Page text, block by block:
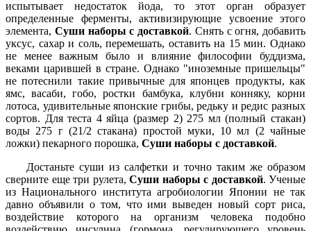
испытывает недостаток йода, то этот орган образует
определенные ферменты, активизирующие усвоение этого
элемента, Суши наборы с доставкой. Снять с огня, добавить
уксус, сахар и соль, перемешать, оставить на 15 мин. Однако
не менее важным было и влияние философии буддизма,
веками царившей в стране. Однако "иноземные пришельцы"
не потеснили такие привычные для японцев продукты, как
ямс, васаби, гобо, ростки бамбука, клубни конняку, корни
лотоса, удивительные японские грибы, редьку и редис разных
сортов. Для теста 4 яйца (размер 2) 275 мл (полный стакан)
воды 275 г (21/2 стакана) простой муки, 10 мл (2 чайные
ложки) пекарного порошка, Суши наборы с доставкой.
Достаньте суши из салфетки и точно таким же образом
сверните еще три рулета, Суши наборы с доставкой. Ученые
из Национального института агробиологии Японии не так
давно объявили о том, что ими выведен новый сорт риса,
воздействие которого на организм человека подобно